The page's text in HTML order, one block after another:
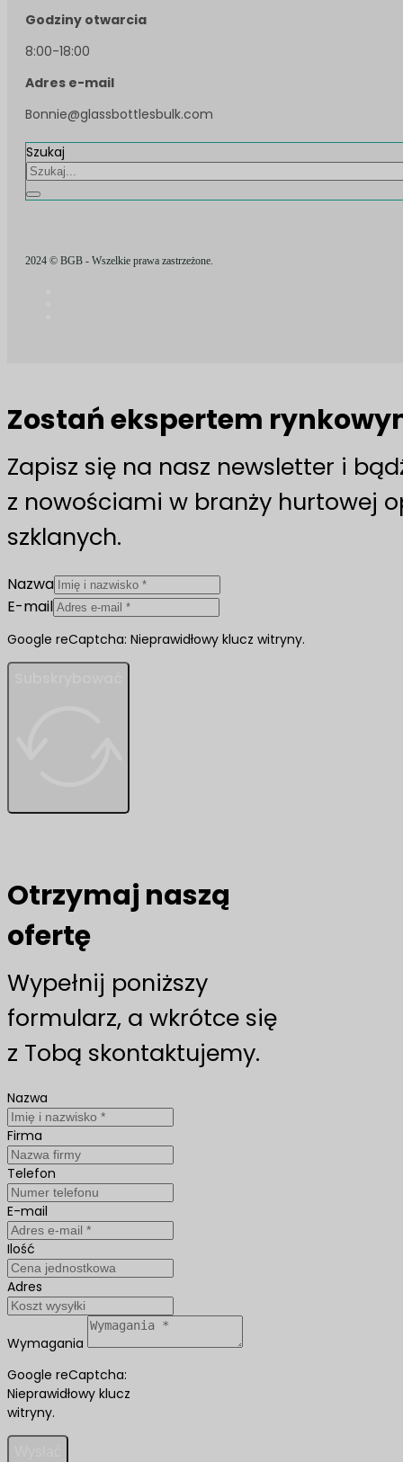
Godziny otwarcia
8:00-18:00
Adres e-mail
Bonnie@glassbottlesbulk.com
Szukaj
2024 © BGB - Wszelkie prawa zastrzeżone.
Zostań ekspertem
Zapisz się na nasz newsletter i
z nowościami w branży hurtowej
szklanych.
Nazwa
E-mail
Google reCaptcha: Nieprawidłowy klucz witryny.
Otrzymaj naszą
ofertę
Wypełnij poniższy
formularz, a wkrótce się
z Tobą skontaktujemy.
Nazwa
Firma
Telefon
E-mail
Ilość
Adres
Wymagania
Google reCaptcha:
Nieprawidłowy klucz
witryny.